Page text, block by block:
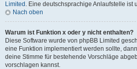
Limited . Eine deutschsprachige Anlaufstelle ist
Nach oben
Warum ist Funktion x oder y nicht enthalten?
Diese Software wurde von phpBB Limited
eine Funktion implementiert werden sollte,
deine Stimme für bestehende Vorschläge
vorschlagen kannst.